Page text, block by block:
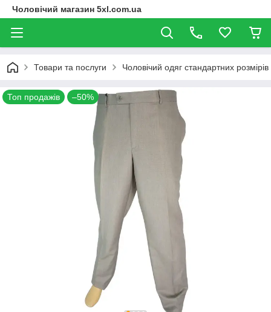
Чоловічий магазин 5xl.com.ua
Товари та послуги Чоловічий одяг стандартних розмірів
Топ продажів –50%